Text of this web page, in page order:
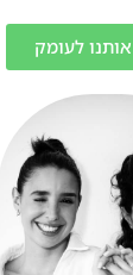
לעומק